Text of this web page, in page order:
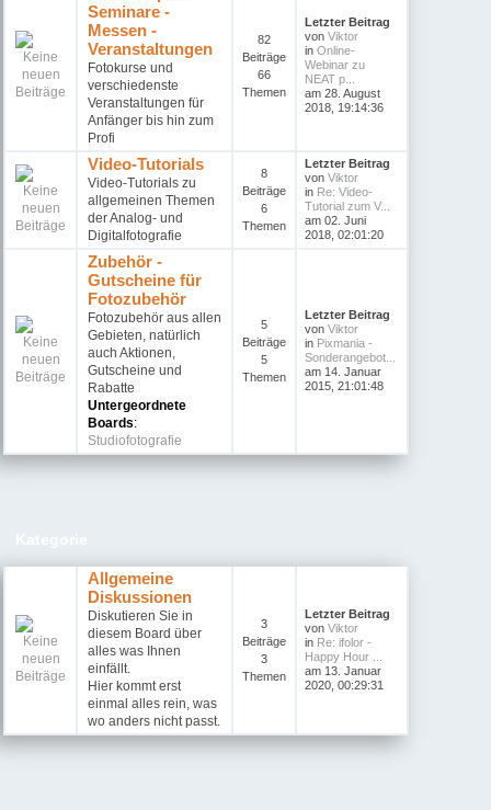
Seminare -
Messen -
Veranstaltungen
Fotokurse und
verschiedenste
Veranstaltungen für
Anfänger bis hin zum
Profi
82
Beiträge
66
Themen
Letzter Beitrag
vonViktor
inOnline-
Webinar zu
NEAT p...
am 28. August
2018, 19:14:36
Video-Tutorials
Video-Tutorials zu
allgemeinen Themen
der Analog- und
Digitalfotografie
8
Beiträge
6
Themen
Letzter Beitrag
vonViktor
in Re: Video-
Tutorial zum V...
am 02. Juni
2018, 02:01:20
Zubehör -
Gutscheine für
Fotozubehör
Fotozubehör aus allen
Gebieten, natürlich
auch Aktionen,
Gutscheine und
Rabatte
Untergeordnete
Boards:
Studiofotografie
5
Beiträge
5
Themen
Letzter Beitrag
vonViktor
in Pixmania -
Sonderangebot...
am 14. Januar
2015, 21:01:48
Allgemeine
Diskussionen
Diskutieren Sie in
diesem Board über
alles was Ihnen
einfällt.
Hier kommt erst
einmal alles rein, was
wo anders nicht passt.
3
Beiträge
3
Themen
Letzter Beitrag
vonViktor
in Re: ifolor -
Happy Hour ...
am 13. Januar
2020, 00:29:31